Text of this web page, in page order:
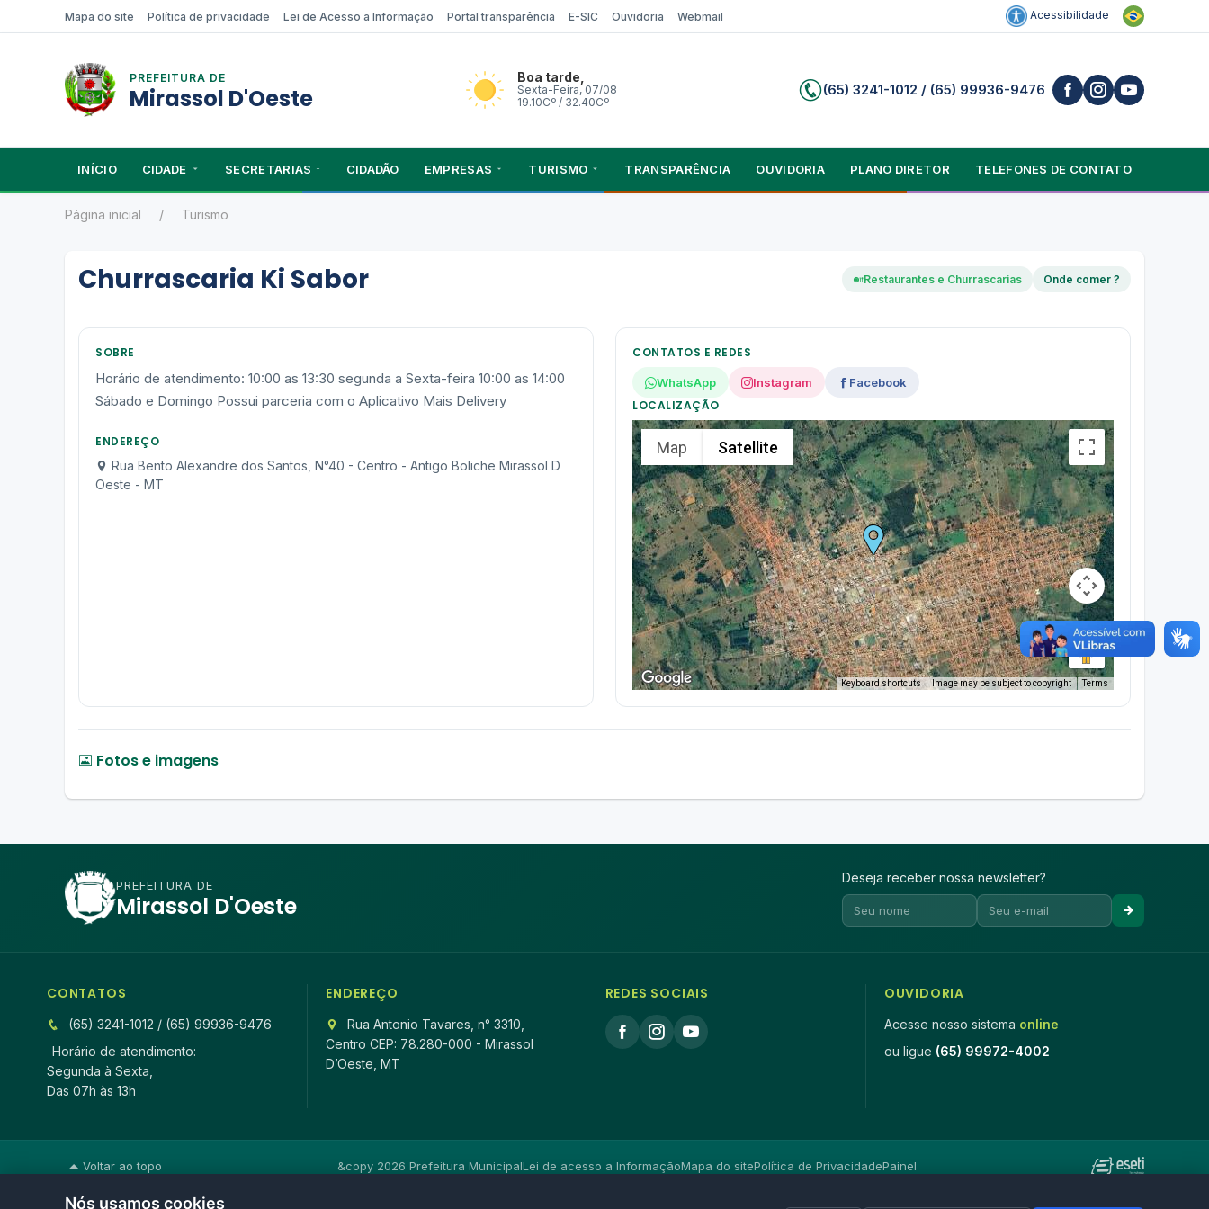
Mapa do site Política de privacidade Lei de Acesso a Informação Portal transparência E-SIC Ouvidoria Webmail Acessibilidade
PREFEITURA DE
Mirassol D'Oeste
Boa tarde,
Sexta-Feira, 07/08
19.10Cº / 32.40Cº
(65) 3241-1012 / (65) 99936-9476
INÍCIO CIDADE SECRETARIAS CIDADÃO EMPRESAS TURISMO TRANSPARÊNCIA OUVIDORIA PLANO DIRETOR TELEFONES DE CONTATO
Página inicial Turismo
Churrascaria Ki Sabor Restaurantes e Churrascarias Onde comer ?
SOBRE
Horário de atendimento: 10:00 as 13:30 segunda a Sexta-feira 10:00 as 14:00
Sábado e Domingo Possui parceria com o Aplicativo Mais Delivery
ENDEREÇO
Rua Bento Alexandre dos Santos, N°40 - Centro - Antigo Boliche Mirassol D
Oeste - MT
CONTATOS E REDES
WhatsApp Instagram Facebook
LOCALIZAÇÃO
Map Satellite
Keyboard shortcuts Image may be subject to copyright Terms
Fotos e imagens
PREFEITURA DE
Mirassol D'Oeste
Deseja receber nossa newsletter?
CONTATOS
(65) 3241-1012 / (65) 99936-9476
Horário de atendimento:
Segunda à Sexta,
Das 07h às 13h
ENDEREÇO
Rua Antonio Tavares, n° 3310,
Centro CEP: 78.280-000 - Mirassol
D’Oeste, MT
REDES SOCIAIS OUVIDORIA
Acesse nosso sistema online
ou ligue (65) 99972-4002
Voltar ao topo &copy 2026 Prefeitura MunicipalLei de acesso a InformaçãoMapa do sitePolítica de PrivacidadePainel
Nós usamos cookies